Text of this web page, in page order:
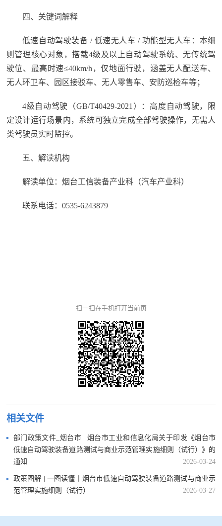
四、关键词解释
低速自动驾驶装备 / 低速无人车 / 功能型无人车：本细
则管理核心对象，搭载4级及以上自动驾驶系统、无传统驾
驶位、最高时速≤40km/h，仅地面行驶，涵盖无人配送车、
无人环卫车、园区接驳车、无人零售车、安防巡检车等；
4级自动驾驶（GB/T40429-2021）：高度自动驾驶，限
定设计运行场景内，系统可独立完成全部驾驶操作，无需人
类驾驶员实时监控。
五、解读机构
解读单位：烟台工信装备产业科（汽车产业科）
联系电话：0535-6243879
扫一扫在手机打开当前页
相关文件
部门政策文件_烟台市 | 烟台市工业和信息化局关于印发《烟台市
低速自动驾驶装备道路测试与商业示范管理实施细则（试行）》的
通知
2026-03-24
政策图解 | 一图读懂丨烟台市低速自动驾驶装备道路测试与商业示
范管理实施细则（试行）
2026-03-27